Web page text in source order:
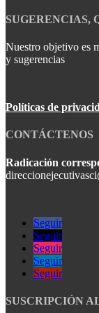
SUGERENCIAS,
Nuestro objetivo es
y sugerencias
Políticas de
CONTÁCTENOS
Radicación
Seguir
Seguir
Seguir
Seguir
Seguir
SUSCRIPCIÓN